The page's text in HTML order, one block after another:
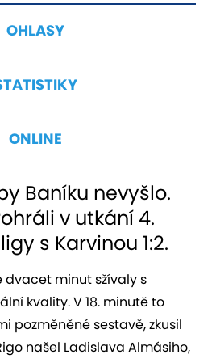
OHLASY
ONLINE
Baníku nevyšlo.
v utkání 4.
s Karvinou 1:2.
minut sžívaly s
kvality. V 18. minutě to
pozměněné sestavě, zkusil
našel Ladislava Almásiho,